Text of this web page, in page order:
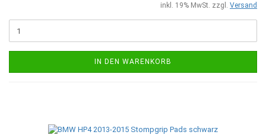
inkl. 19% MwSt. zzgl. Versand
IN DEN WARENKORB